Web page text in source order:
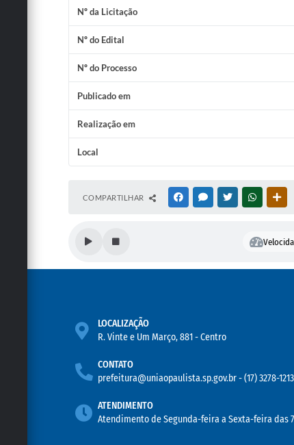
Nº da Licitação
Nº do Edital
Nº do Processo
Publicado em
Realização em
Local
COMPARTILHAR FACEBOOKMESSENGER
TWITTERWHATSAPP
LOCALIZAÇÃO
R. Vinte e Um Março, 881 - Centro
CONTATO
prefeitura@uniaopaulista.sp.gov.br-(17) 3278-
ATENDIMENTO
Atendimento de Segunda-feira a Sexta-feira das